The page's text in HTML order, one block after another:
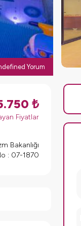
Yorum
₺
Fiyatlar
Bakanlığı
: 07-1870